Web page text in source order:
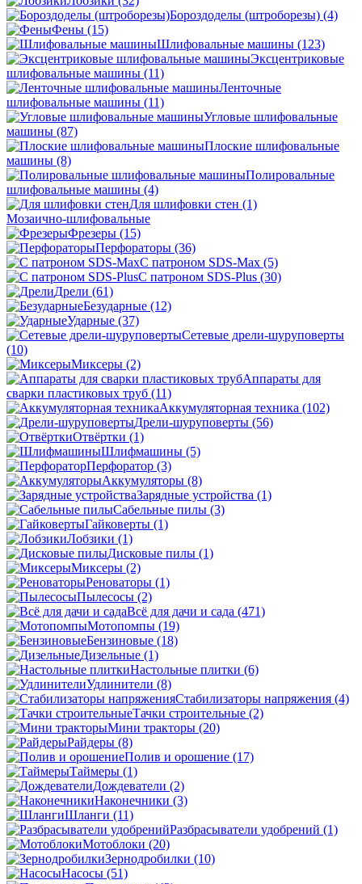
Бороздоделы (штроборезы) (4)
Фены (15)
Шлифовальные машины (123)
Эксцентриковые
шлифовальные машины (11)
Ленточные
шлифовальные машины (11)
Угловые шлифовальные
машины (87)
Плоские шлифовальные
машины (8)
Полировальные
шлифовальные машины (4)
Для шлифовки стен (1)
Мозаично-шлифовальные
Фрезеры (15)
Перфораторы (36)
С патроном SDS-Max (5)
С патроном SDS-Plus (30)
Дрели (61)
Безударные (12)
Ударные (37)
Сетевые дрели-шуруповерты
(10)
Миксеры (2)
Аппараты для
сварки пластиковых труб (11)
Аккумуляторная техника (102)
Дрели-шуруповерты (56)
Отвёртки (1)
Шлифмашины (5)
Перфоратор (3)
Аккумуляторы (8)
Зарядные устройства (1)
Сабельные пилы (3)
Гайковерты (1)
Лобзики (1)
Дисковые пилы (1)
Миксеры (2)
Реноваторы (1)
Пылесосы (2)
Всё для дачи и сада (471)
Мотопомпы (19)
Бензиновые (18)
Дизельные (1)
Настольные плитки (6)
Удлинители (8)
Стабилизаторы напряжения (4)
Тачки строительные (2)
Мини тракторы (20)
Райдеры (8)
Полив и орошение (17)
Таймеры (1)
Дождеватели (2)
Наконечники (3)
Шланги (11)
Разбрасыватели удобрений (1)
Мотоблоки (20)
Зернодробилки (10)
Насосы (51)